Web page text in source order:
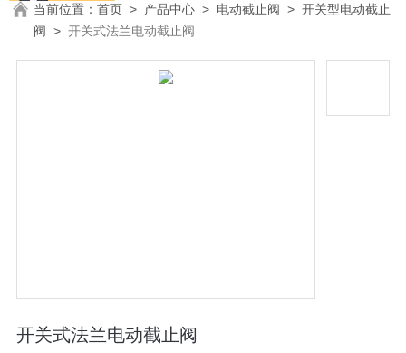
当前位置：首页 > 产品中心 > 电动截止阀 >开关型电动截止
阀 >开关式法兰电动截止阀
开关式法兰电动截止阀